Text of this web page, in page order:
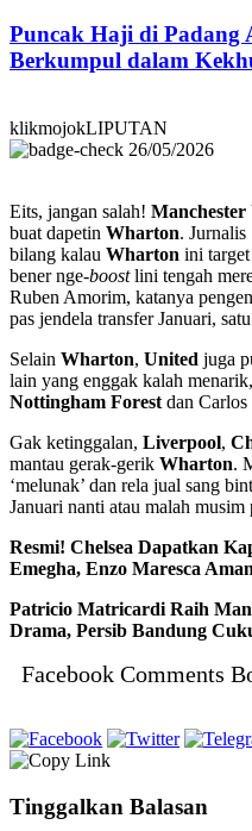
Puncak Haji di Padang
Berkumpul dalam
klikmojokLIPUTAN
26/05/2026
Eits, jangan salah! Manchester
buat dapetin Wharton. Jurnalis
bilang kalau Wharton ini target
bener nge-boostlini tengah
Ruben Amorim, katanya
pas jendela transfer Januari,
Selain Wharton, United juga
lain yang enggak kalah
Nottingham Forest dan
Gak ketinggalan, Liverpool,
mantau gerak-gerik Wharton.
‘melunak’ dan rela jual sang
Januari nanti atau malah musim
Resmi! Chelsea Dapatkan
Emegha, Enzo Maresca
Patricio Matricardi Raih
Drama, Persib Bandung
Facebook Comments
Tinggalkan Balasan